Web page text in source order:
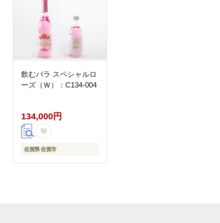
飲むバラ スペシャルロ
ーズ（Ｗ）：C134-004
134,000円
佐賀県 佐賀市